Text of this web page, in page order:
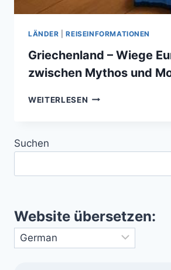
LÄNDER |REISEINFORMATIONEN
Griechenland – Wiege
zwischen Mythos und
WEITERLESEN GRIECHENLAND
Suchen
Website übersetzen: